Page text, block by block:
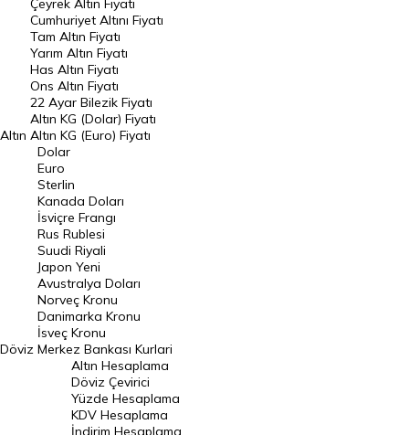
Endeksler
DÖVİZ
Döviz Kuru
Dolar Kuru
Euro Kuru
Pound Kuru
Frank Kuru
Riyal Kuru
Avustralya Doları
Danimarka Kronu Kuru
Kanada Doları Kuru
Norveç Kronu Kuru
İsveç Kronu Kuru
Japon Yeni Kuru
Altın
Çeyrek Altın Fiyatı
Cumhuriyet Altını Fiyatı
Tam Altın Fiyatı
Yarım Altın Fiyatı
Has Altın Fiyatı
Ons Altın Fiyatı
22 Ayar Bilezik Fiyatı
Altın KG (Dolar) Fiyatı
Altın KG (Euro) Fiyatı
Döviz
Dolar
Euro
Sterlin
Kanada Doları
İsviçre Frangı
Rus Rublesi
Suudi Riyali
Japon Yeni
Avustralya Doları
Norveç Kronu
Danimarka Kronu
İsveç Kronu
Merkez Bankası Kurlari
Altın Hesaplama
Döviz Çevirici
Yüzde Hesaplama
KDV Hesaplama
İndirim Hesaplama